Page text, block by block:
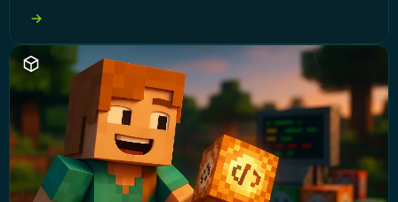
nastavení ovliv?uje server a jak najít ideální
hodnotu pro vaši herní komunitu. ?t?te dál a
objevte osv?d?ené tipy pro optimalizaci výkonu
vašeho serveru!